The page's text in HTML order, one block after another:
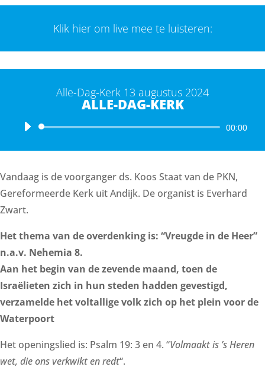
Klik hier om live mee te luisteren:
Alle-Dag-Kerk 13 augustus 2024
ALLE-DAG-KERK
Audiospeler 00:00
Vandaag is de voorganger ds. Koos Staat van de PKN,
Gereformeerde Kerk uit Andijk. De organist is Everhard
Zwart.
Het thema van de overdenking is: “Vreugde in de Heer”
n.a.v. Nehemia 8.
Aan het begin van de zevende maand, toen de
Israëlieten zich in hun steden hadden gevestigd,
verzamelde het voltallige volk zich op het plein voor de
Waterpoort
Het openingslied is: Psalm 19: 3 en 4. “Volmaakt is ’s Heren
wet, die ons verkwikt en redt“.